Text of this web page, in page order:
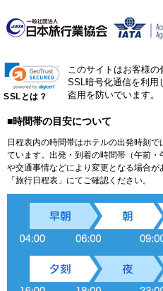
SSLとは？
このサイトはお客様
SSL暗号化通信を利用
盗用を防いでいます。
■時間帯の目安について
日程表内の時間帯はホテルの出発時刻
ています。出発・到着の時間帯（午前
や交通事情などにより変更となる場合
「旅行日程表」にてご確認ください。